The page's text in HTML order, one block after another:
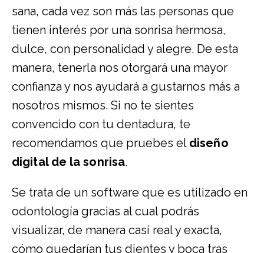
sana, cada vez son más las personas que
tienen interés por una sonrisa hermosa,
dulce, con personalidad y alegre. De esta
manera, tenerla nos otorgará una mayor
confianza y nos ayudará a gustarnos más a
nosotros mismos. Si no te sientes
convencido con tu dentadura, te
recomendamos que pruebes el diseño
digital de la sonrisa.
Se trata de un software que es utilizado en
odontología gracias al cual podrás
visualizar, de manera casi real y exacta,
cómo quedarían tus dientes y boca tras